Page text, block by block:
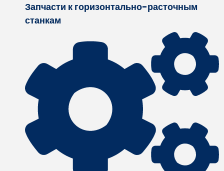
Запчасти к горизонтально-расточным
станкам